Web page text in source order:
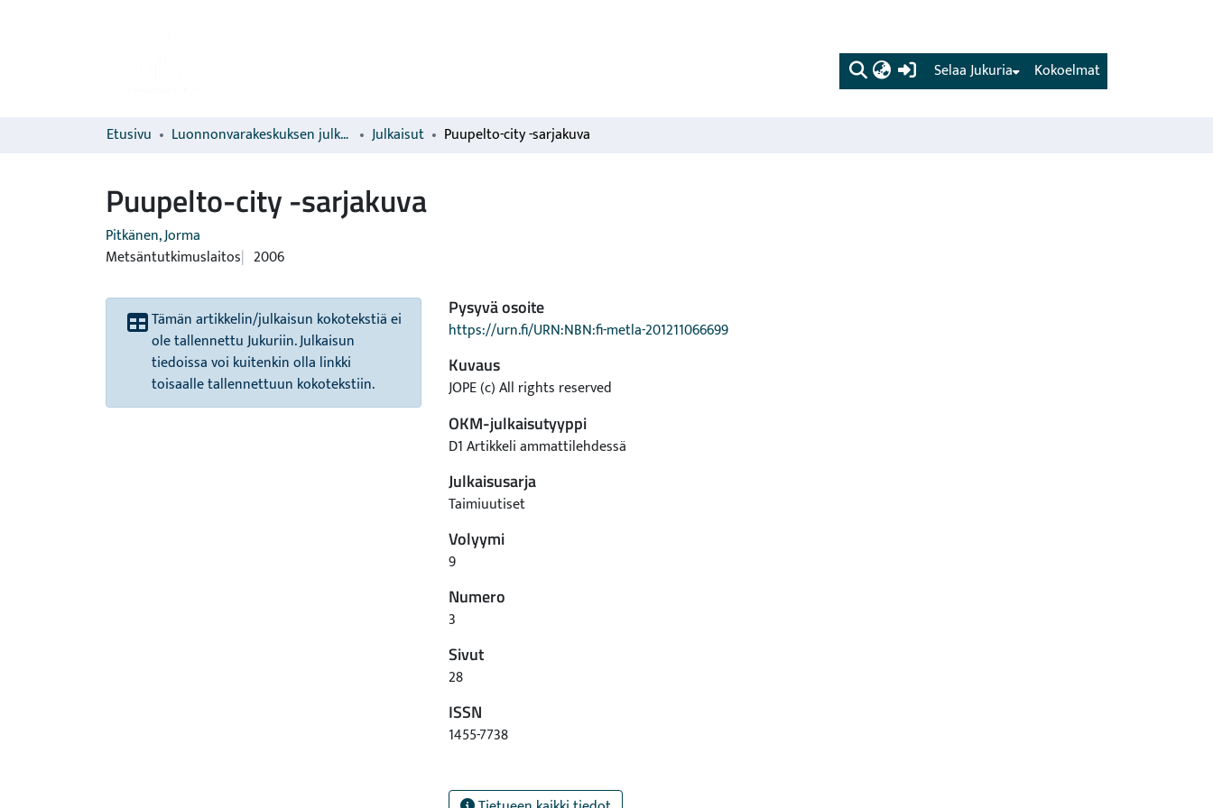
(current) Kokoelmat
Selaa Jukuria
Etusivu Luonnonvarakeskuksen julkaisut Julkaisut Puupelto-city -sarjakuva
Puupelto-city -sarjakuva
Pitkänen, Jorma
Metsäntutkimuslaitos 2006
Tämän artikkelin/julkaisun kokotekstiä ei
ole tallennettu Jukuriin. Julkaisun
tiedoissa voi kuitenkin olla linkki
toisaalle tallennettuun kokotekstiin.
Pysyvä osoite
https://urn.fi/URN:NBN:fi-metla-201211066699
Kuvaus
JOPE (c) All rights reserved
OKM-julkaisutyyppi
D1 Artikkeli ammattilehdessä
Julkaisusarja
Taimiuutiset
Volyymi
9
Numero
3
Sivut
28
ISSN
1455-7738